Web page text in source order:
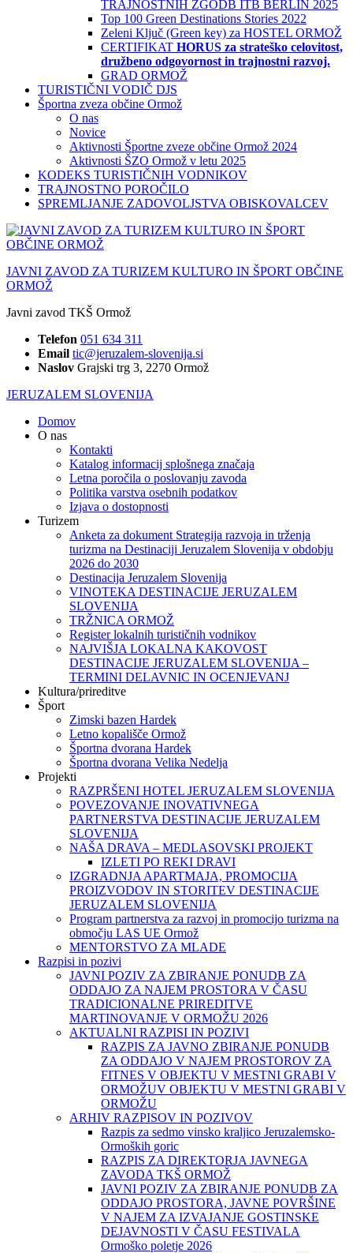
TRAJNOSTNIH ZGODB ITB BERLIN 2025
Top 100 Green Destinations Stories 2022
Zeleni Ključ (Green key) za HOSTEL ORMOŽ
CERTIFIKAT HORUS za strateško celovitost,
družbeno odgovornost in trajnostni razvoj.
GRAD ORMOŽ
TURISTIČNI VODIČ DJS
Športna zveza občine Ormož
O nas
Novice
Aktivnosti Športne zveze občine Ormož 2024
Aktivnosti ŠZO Ormož v letu 2025
KODEKS TURISTIČNIH VODNIKOV
TRAJNOSTNO POROČILO
SPREMLJANJE ZADOVOLJSTVA OBISKOVALCEV
JAVNI ZAVOD ZA TURIZEM KULTURO IN ŠPORT OBČINE
ORMOŽ
Javni zavod TKŠ Ormož
Telefon 051 634 311
Email tic@jeruzalem-slovenija.si
Naslov Grajski trg 3, 2270 Ormož
JERUZALEM SLOVENIJA
Domov
O nas
Kontakti
Katalog informacij splošnega značaja
Letna poročila o poslovanju zavoda
Politika varstva osebnih podatkov
Izjava o dostopnosti
Turizem
Anketa za dokument Strategija razvoja in trženja
turizma na Destinaciji Jeruzalem Slovenija v obdobju
2026 do 2030
Destinacija Jeruzalem Slovenija
VINOTEKA DESTINACIJE JERUZALEM
SLOVENIJA
TRŽNICA ORMOŽ
Register lokalnih turističnih vodnikov
NAJVIŠJA LOKALNA KAKOVOST
DESTINACIJE JERUZALEM SLOVENIJA –
TERMINI DELAVNIC IN OCENJEVANJ
Kultura/prireditve
Šport
Zimski bazen Hardek
Letno kopališče Ormož
Športna dvorana Hardek
Športna dvorana Velika Nedelja
Projekti
RAZPRŠENI HOTEL JERUZALEM SLOVENIJA
POVEZOVANJE INOVATIVNEGA
PARTNERSTVA DESTINACIJE JERUZALEM
SLOVENIJA
NAŠA DRAVA – MEDLASOVSKI PROJEKT
IZLETI PO REKI DRAVI
IZGRADNJA APARTMAJA, PROMOCIJA
PROIZVODOV IN STORITEV DESTINACIJE
JERUZALEM SLOVENIJA
Program partnerstva za razvoj in promocijo turizma na
območju LAS UE Ormož
MENTORSTVO ZA MLADE
Razpisi in pozivi
JAVNI POZIV ZA ZBIRANJE PONUDB ZA
ODDAJO ZA NAJEM PROSTORA V ČASU
TRADICIONALNE PRIREDITVE
MARTINOVANJE V ORMOŽU 2026
AKTUALNI RAZPISI IN POZIVI
RAZPIS ZA JAVNO ZBIRANJE PONUDB
ZA ODDAJO V NAJEM PROSTOROV ZA
FITNES V OBJEKTU V MESTNI GRABI V
ORMOŽUV OBJEKTU V MESTNI GRABI V
ORMOŽU
ARHIV RAZPISOV IN POZIVOV
Razpis za sedmo vinsko kraljico Jeruzalemsko-
Ormoških goric
RAZPIS ZA DIREKTORJA JAVNEGA
ZAVODA TKŠ ORMOŽ
JAVNI POZIV ZA ZBIRANJE PONUDB ZA
ODDAJO PROSTORA, JAVNE POVRŠINE
V NAJEM ZA IZVAJANJE GOSTINSKE
DEJAVNOSTI V ČASU FESTIVALA
Ormoško poletje 2026